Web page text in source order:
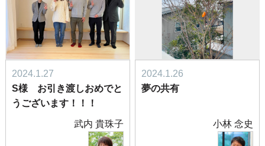
2024.1.27
S様 お引き渡しおめでと
うございます！！！
武内 貴珠子
2024.1.26
夢の共有
小林 念史